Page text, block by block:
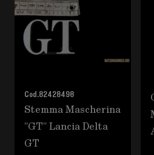
Cod.82428498
Stemma Mascherina
"GT" Lancia Delta
GT